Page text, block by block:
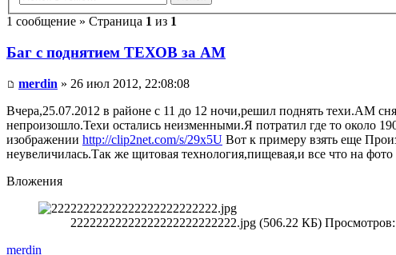
1 сообщение » Страница 1 из 1
Баг с поднятием ТЕХОВ за АМ
merdin » 26 июл 2012, 22:08:08
Вчера,25.07.2012 в районе с 11 до 12 ночи,решил поднять техи.АМ
непроизошло.Техи остались неизменными.Я потратил где то около
изображении http://clip2net.com/s/29x5U Вот к примеру взять еще
неувеличилась.Так же щитовая технология,пищевая,и все что на
Вложения
22222222222222222222222222.jpg (506.22 КБ) Просмотров:
merdin